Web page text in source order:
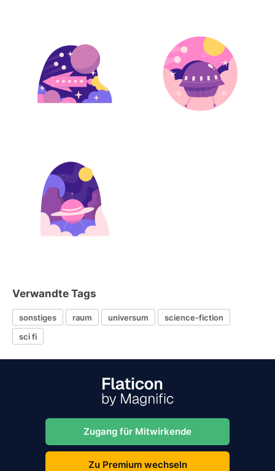
Verwandte Tags
sonstiges raum universum
science-fiction
sci fi
Zugang für Mitwirkende
Zu Premium wechseln